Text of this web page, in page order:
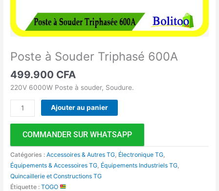
Poste à Souder Triphasé 600A
499.900 CFA
220V 6000W Poste à souder, Soudure.
Ajouter au panier
COMMANDER SUR WHATSAPP
Catégories :Accessoires & Autres TG Électronique TG
Équipements & Accessoires TG Équipements Industriels TG
Quincaillerie et Constructions TG
Étiquette :TOGO